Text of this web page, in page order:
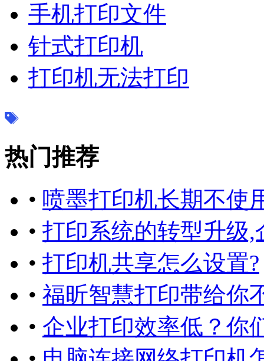
手机打印文件
针式打印机
打印机无法打印
热门推荐
• 喷墨打印机长期不使
• 打印系统的转型升级,
• 打印机共享怎么设置?
• 福昕智慧打印带给你
• 企业打印效率低？你